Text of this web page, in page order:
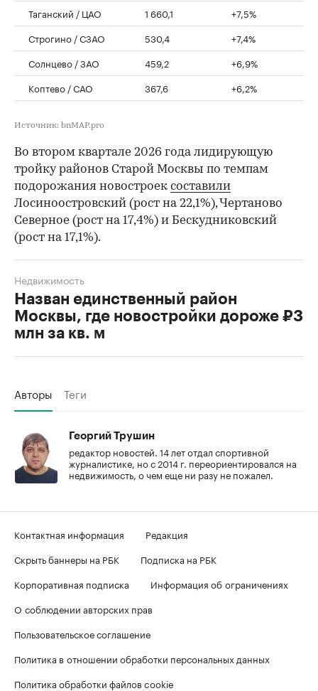
Таганский / ЦАО 1 660,1
+7,5%
Строгино / СЗАО
530,4
+7,4%
Солнцево / ЗАО
459,2
+6,9%
Коптево / САО
367,6 +6,2%
Источник: bnMAP.pro
Во втором квартале 2026 года лидирующую
тройку районов Старой Москвы по темпам
подорожания новостроек составили
Лосиноостровский (рост на 22,1%), Чертаново
Северное (рост на 17,4%) и Бескудниковский
(рост на 17,1%).
Назван единственный район
Москвы, где новостройки дороже ₽3
млн за кв. м
Недвижимость
Авторы Теги
Георгий Трушин
редактор новостей. 14 лет отдал спортивной
журналистике, но с 2014 г. переориентировался на
недвижимость, о чем еще ни разу не пожалел.
Контактная информация
Редакция
Скрыть баннеры на РБК
Подписка на РБК
Корпоративная подписка
Информация об ограничениях
О соблюдении авторских прав
Пользовательское соглашение
Политика в отношении обработки персональных данных
Политика обработки файлов cookie